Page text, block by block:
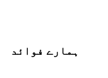
ہمارے فوائد